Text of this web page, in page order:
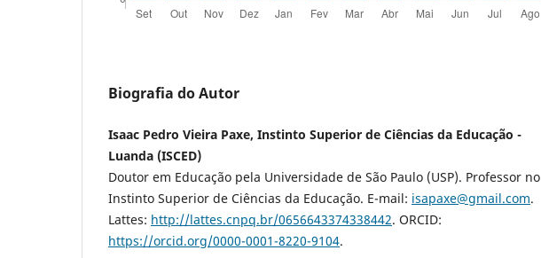
Biografia do Autor
Isaac Pedro Vieira Paxe, Instinto Superior de Ciências da Educação -
Luanda (ISCED)
Doutor em Educação pela Universidade de São Paulo (USP). Professor no
Instinto Superior de Ciências da Educação. E-mail: isapaxe@gmail.com.
Lattes: http://lattes.cnpq.br/0656643374338442. ORCID:
https://orcid.org/0000-0001-8220-9104.